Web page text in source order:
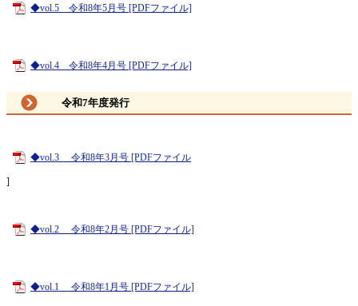
◆vol.5 令和8年5月号 [PDFファイル]
◆vol.4 令和8年4月号 [PDFファイル]
令和7年度発行
◆vol.3 令和8年3月号 [PDFファイル
]
◆vol.2 令和8年2月号 [PDFファイル]
◆vol.1 令和8年1月号 [PDFファイル]